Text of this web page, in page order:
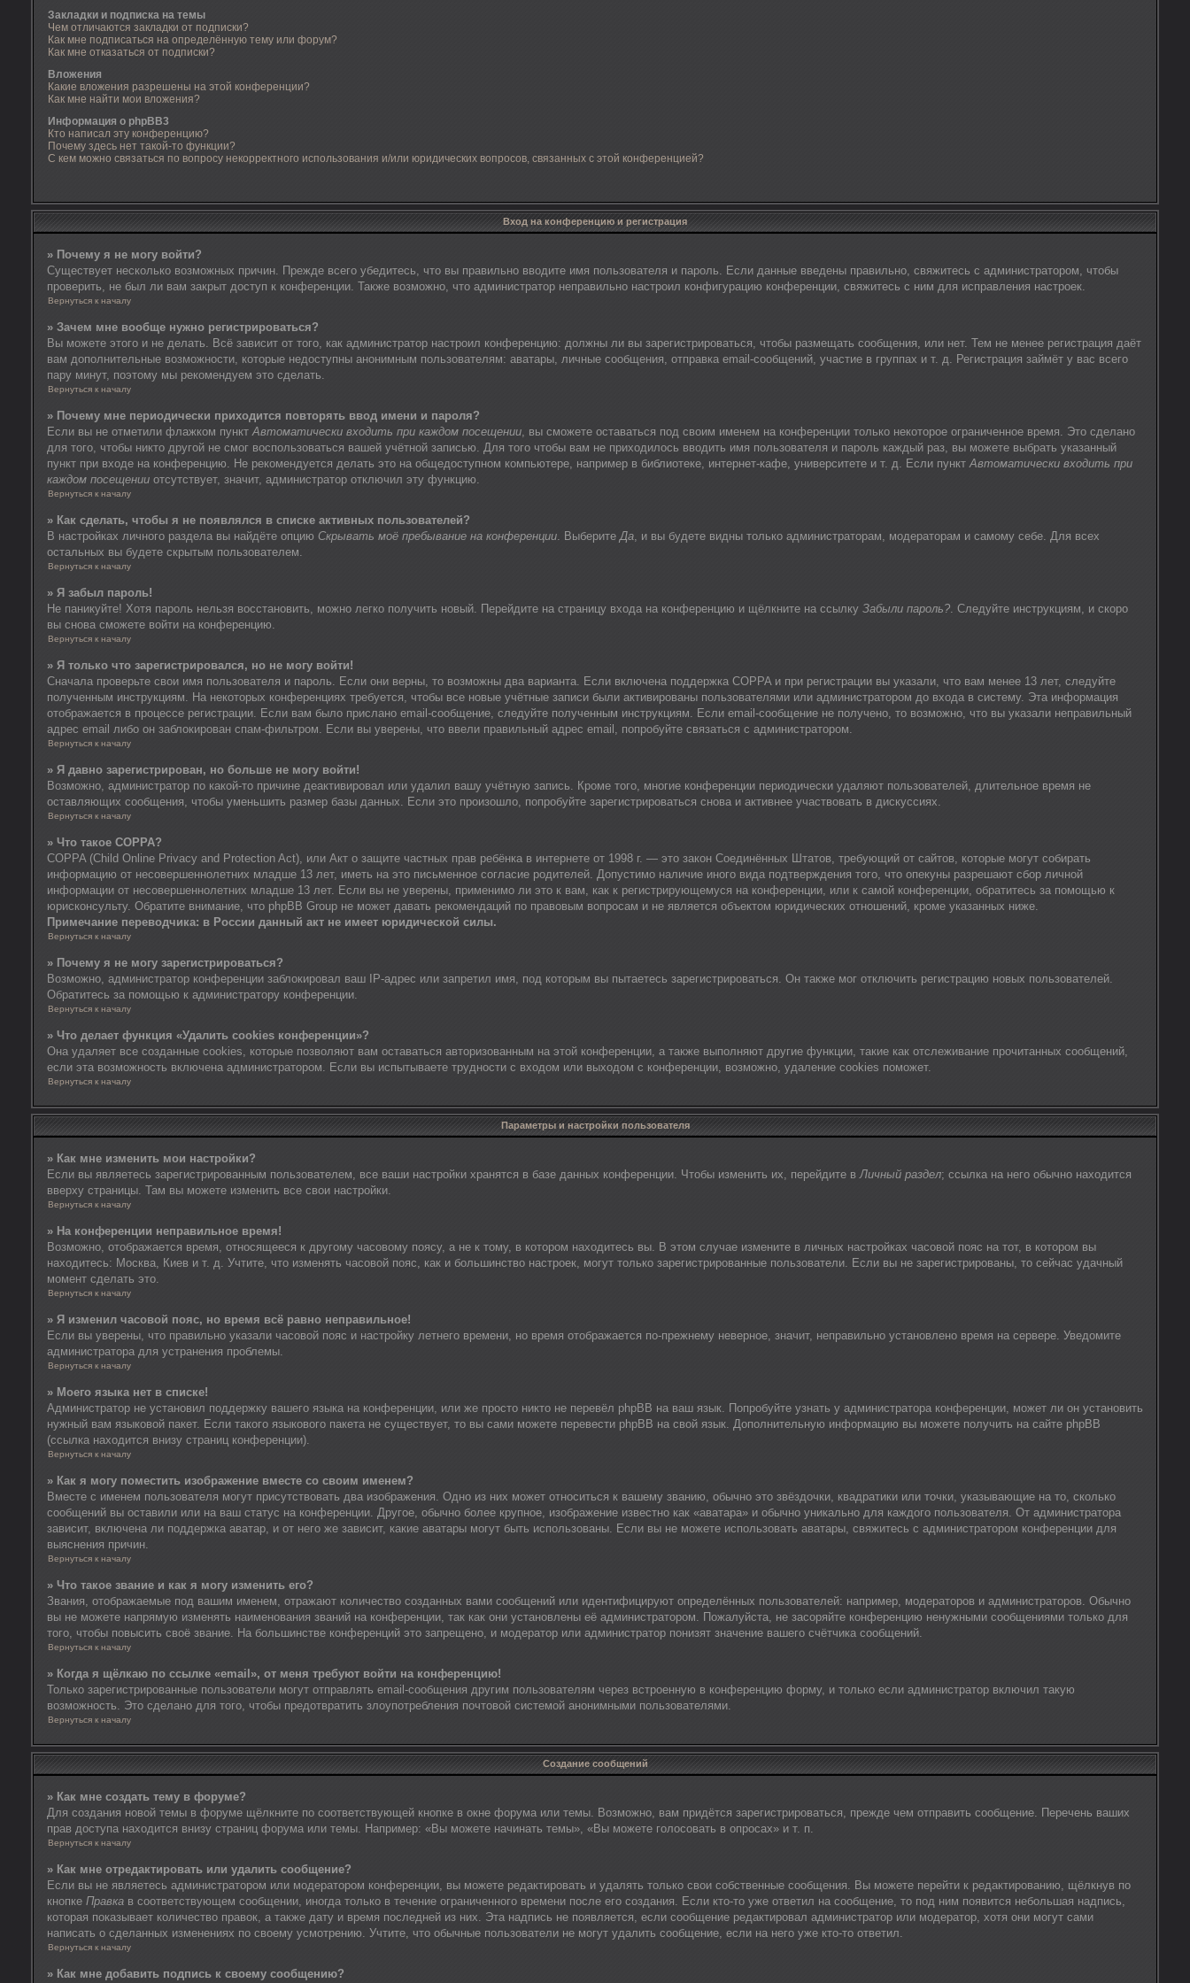
Закладки и подписка на темы
Чем отличаются закладки от подписки?
Как мне подписаться на определённую тему или форум?
Как мне отказаться от подписки?
Вложения
Какие вложения разрешены на этой конференции?
Как мне найти мои вложения?
Информация о phpBB3
Кто написал эту конференцию?
Почему здесь нет такой-то функции?
С кем можно связаться по вопросу некорректного использования и/или юридических вопросов, связанных с этой конференцией?
Вход на конференцию и регистрация
» Почему я не могу войти?
Существует несколько возможных причин. Прежде всего убедитесь, что вы правильно вводите имя пользователя и пароль. Если данные введены правильно, свяжитесь с администратором, чтобы
проверить, не был ли вам закрыт доступ к конференции. Также возможно, что администратор неправильно настроил конфигурацию конференции, свяжитесь с ним для исправления настроек.
Вернуться к началу
» Зачем мне вообще нужно регистрироваться?
Вы можете этого и не делать. Всё зависит от того, как администратор настроил конференцию: должны ли вы зарегистрироваться, чтобы размещать сообщения, или нет. Тем не менее регистрация даёт
вам дополнительные возможности, которые недоступны анонимным пользователям: аватары, личные сообщения, отправка email-сообщений, участие в группах и т. д. Регистрация займёт у вас всего
пару минут, поэтому мы рекомендуем это сделать.
Вернуться к началу
» Почему мне периодически приходится повторять ввод имени и пароля?
Если вы не отметили флажком пунктАвтоматически входить при каждом посещении, вы сможете оставаться под своим именем на конференции только некоторое ограниченное время. Это сделано
для того, чтобы никто другой не смог воспользоваться вашей учётной записью. Для того чтобы вам не приходилось вводить имя пользователя и пароль каждый раз, вы можете выбрать указанный
пункт при входе на конференцию. Не рекомендуется делать это на общедоступном компьютере, например в библиотеке, интернет-кафе, университете и т. д. Если пунктАвтоматически входить при
каждом посещении отсутствует, значит, администратор отключил эту функцию.
Вернуться к началу
» Как сделать, чтобы я не появлялся в списке активных пользователей?
В настройках личного раздела вы найдёте опцию Скрывать моё пребывание на конференции. ВыберитеДа, и вы будете видны только администраторам, модераторам и самому себе. Для всех
остальных вы будете скрытым пользователем.
Вернуться к началу
» Я забыл пароль!
Не паникуйте! Хотя пароль нельзя восстановить, можно легко получить новый. Перейдите на страницу входа на конференцию и щёлкните на ссылку Забыли пароль?. Следуйте инструкциям, и скоро
вы снова сможете войти на конференцию.
Вернуться к началу
» Я только что зарегистрировался, но не могу войти!
Сначала проверьте свои имя пользователя и пароль. Если они верны, то возможны два варианта. Если включена поддержка COPPA и при регистрации вы указали, что вам менее 13 лет, следуйте
полученным инструкциям. На некоторых конференциях требуется, чтобы все новые учётные записи были активированы пользователями или администратором до входа в систему. Эта информация
отображается в процессе регистрации. Если вам было прислано email-сообщение, следуйте полученным инструкциям. Если email-сообщение не получено, то возможно, что вы указали неправильный
адрес email либо он заблокирован спам-фильтром. Если вы уверены, что ввели правильный адрес email, попробуйте связаться с администратором.
Вернуться к началу
» Я давно зарегистрирован, но больше не могу войти!
Возможно, администратор по какой-то причине деактивировал или удалил вашу учётную запись. Кроме того, многие конференции периодически удаляют пользователей, длительное время не
оставляющих сообщения, чтобы уменьшить размер базы данных. Если это произошло, попробуйте зарегистрироваться снова и активнее участвовать в дискуссиях.
Вернуться к началу
» Что такое COPPA?
COPPA (Child Online Privacy and Protection Act), или Акт о защите частных прав ребёнка в интернете от 1998 г. — это закон Соединённых Штатов, требующий от сайтов, которые могут собирать
информацию от несовершеннолетних младше 13 лет, иметь на это письменное согласие родителей. Допустимо наличие иного вида подтверждения того, что опекуны разрешают сбор личной
информации от несовершеннолетних младше 13 лет. Если вы не уверены, применимо ли это к вам, как к регистрирующемуся на конференции, или к самой конференции, обратитесь за помощью к
юрисконсульту. Обратите внимание, что phpBB Group не может давать рекомендаций по правовым вопросам и не является объектом юридических отношений, кроме указанных ниже.
Примечание переводчика: в России данный акт не имеет юридической силы.
Вернуться к началу
» Почему я не могу зарегистрироваться?
Возможно, администратор конференции заблокировал ваш IP-адрес или запретил имя, под которым вы пытаетесь зарегистрироваться. Он также мог отключить регистрацию новых пользователей.
Обратитесь за помощью к администратору конференции.
Вернуться к началу
» Что делает функция «Удалить cookies конференции»?
Она удаляет все созданные cookies, которые позволяют вам оставаться авторизованным на этой конференции, а также выполняют другие функции, такие как отслеживание прочитанных сообщений,
если эта возможность включена администратором. Если вы испытываете трудности с входом или выходом с конференции, возможно, удаление cookies поможет.
Вернуться к началу
Параметры и настройки пользователя
» Как мне изменить мои настройки?
Если вы являетесь зарегистрированным пользователем, все ваши настройки хранятся в базе данных конференции. Чтобы изменить их, перейдите вЛичный раздел; ссылка на него обычно находится
вверху страницы. Там вы можете изменить все свои настройки.
Вернуться к началу
» На конференции неправильное время!
Возможно, отображается время, относящееся к другому часовому поясу, а не к тому, в котором находитесь вы. В этом случае измените в личных настройках часовой пояс на тот, в котором вы
находитесь: Москва, Киев и т. д. Учтите, что изменять часовой пояс, как и большинство настроек, могут только зарегистрированные пользователи. Если вы не зарегистрированы, то сейчас удачный
момент сделать это.
Вернуться к началу
» Я изменил часовой пояс, но время всё равно неправильное!
Если вы уверены, что правильно указали часовой пояс и настройку летнего времени, но время отображается по-прежнему неверное, значит, неправильно установлено время на сервере. Уведомите
администратора для устранения проблемы.
Вернуться к началу
» Моего языка нет в списке!
Администратор не установил поддержку вашего языка на конференции, или же просто никто не перевёл phpBB на ваш язык. Попробуйте узнать у администратора конференции, может ли он установить
нужный вам языковой пакет. Если такого языкового пакета не существует, то вы сами можете перевести phpBB на свой язык. Дополнительную информацию вы можете получить на сайте phpBB
(ссылка находится внизу страниц конференции).
Вернуться к началу
» Как я могу поместить изображение вместе со своим именем?
Вместе с именем пользователя могут присутствовать два изображения. Одно из них может относиться к вашему званию, обычно это звёздочки, квадратики или точки, указывающие на то, сколько
сообщений вы оставили или на ваш статус на конференции. Другое, обычно более крупное, изображение известно как «аватара» и обычно уникально для каждого пользователя. От администратора
зависит, включена ли поддержка аватар, и от него же зависит, какие аватары могут быть использованы. Если вы не можете использовать аватары, свяжитесь с администратором конференции для
выяснения причин.
Вернуться к началу
» Что такое звание и как я могу изменить его?
Звания, отображаемые под вашим именем, отражают количество созданных вами сообщений или идентифицируют определённых пользователей: например, модераторов и администраторов. Обычно
вы не можете напрямую изменять наименования званий на конференции, так как они установлены её администратором. Пожалуйста, не засоряйте конференцию ненужными сообщениями только для
того, чтобы повысить своё звание. На большинстве конференций это запрещено, и модератор или администратор понизят значение вашего счётчика сообщений.
Вернуться к началу
» Когда я щёлкаю по ссылке «email», от меня требуют войти на конференцию!
Только зарегистрированные пользователи могут отправлять email-сообщения другим пользователям через встроенную в конференцию форму, и только если администратор включил такую
возможность. Это сделано для того, чтобы предотвратить злоупотребления почтовой системой анонимными пользователями.
Вернуться к началу
Создание сообщений
» Как мне создать тему в форуме?
Для создания новой темы в форуме щёлкните по соответствующей кнопке в окне форума или темы. Возможно, вам придётся зарегистрироваться, прежде чем отправить сообщение. Перечень ваших
прав доступа находится внизу страниц форума или темы. Например: «Вы можете начинать темы», «Вы можете голосовать в опросах» и т. п.
Вернуться к началу
» Как мне отредактировать или удалить сообщение?
Если вы не являетесь администратором или модератором конференции, вы можете редактировать и удалять только свои собственные сообщения. Вы можете перейти к редактированию, щёлкнув по
кнопке Правка в соответствующем сообщении, иногда только в течение ограниченного времени после его создания. Если кто-то уже ответил на сообщение, то под ним появится небольшая надпись,
которая показывает количество правок, а также дату и время последней из них. Эта надпись не появляется, если сообщение редактировал администратор или модератор, хотя они могут сами
написать о сделанных изменениях по своему усмотрению. Учтите, что обычные пользователи не могут удалить сообщение, если на него уже кто-то ответил.
Вернуться к началу
» Как мне добавить подпись к своему сообщению?